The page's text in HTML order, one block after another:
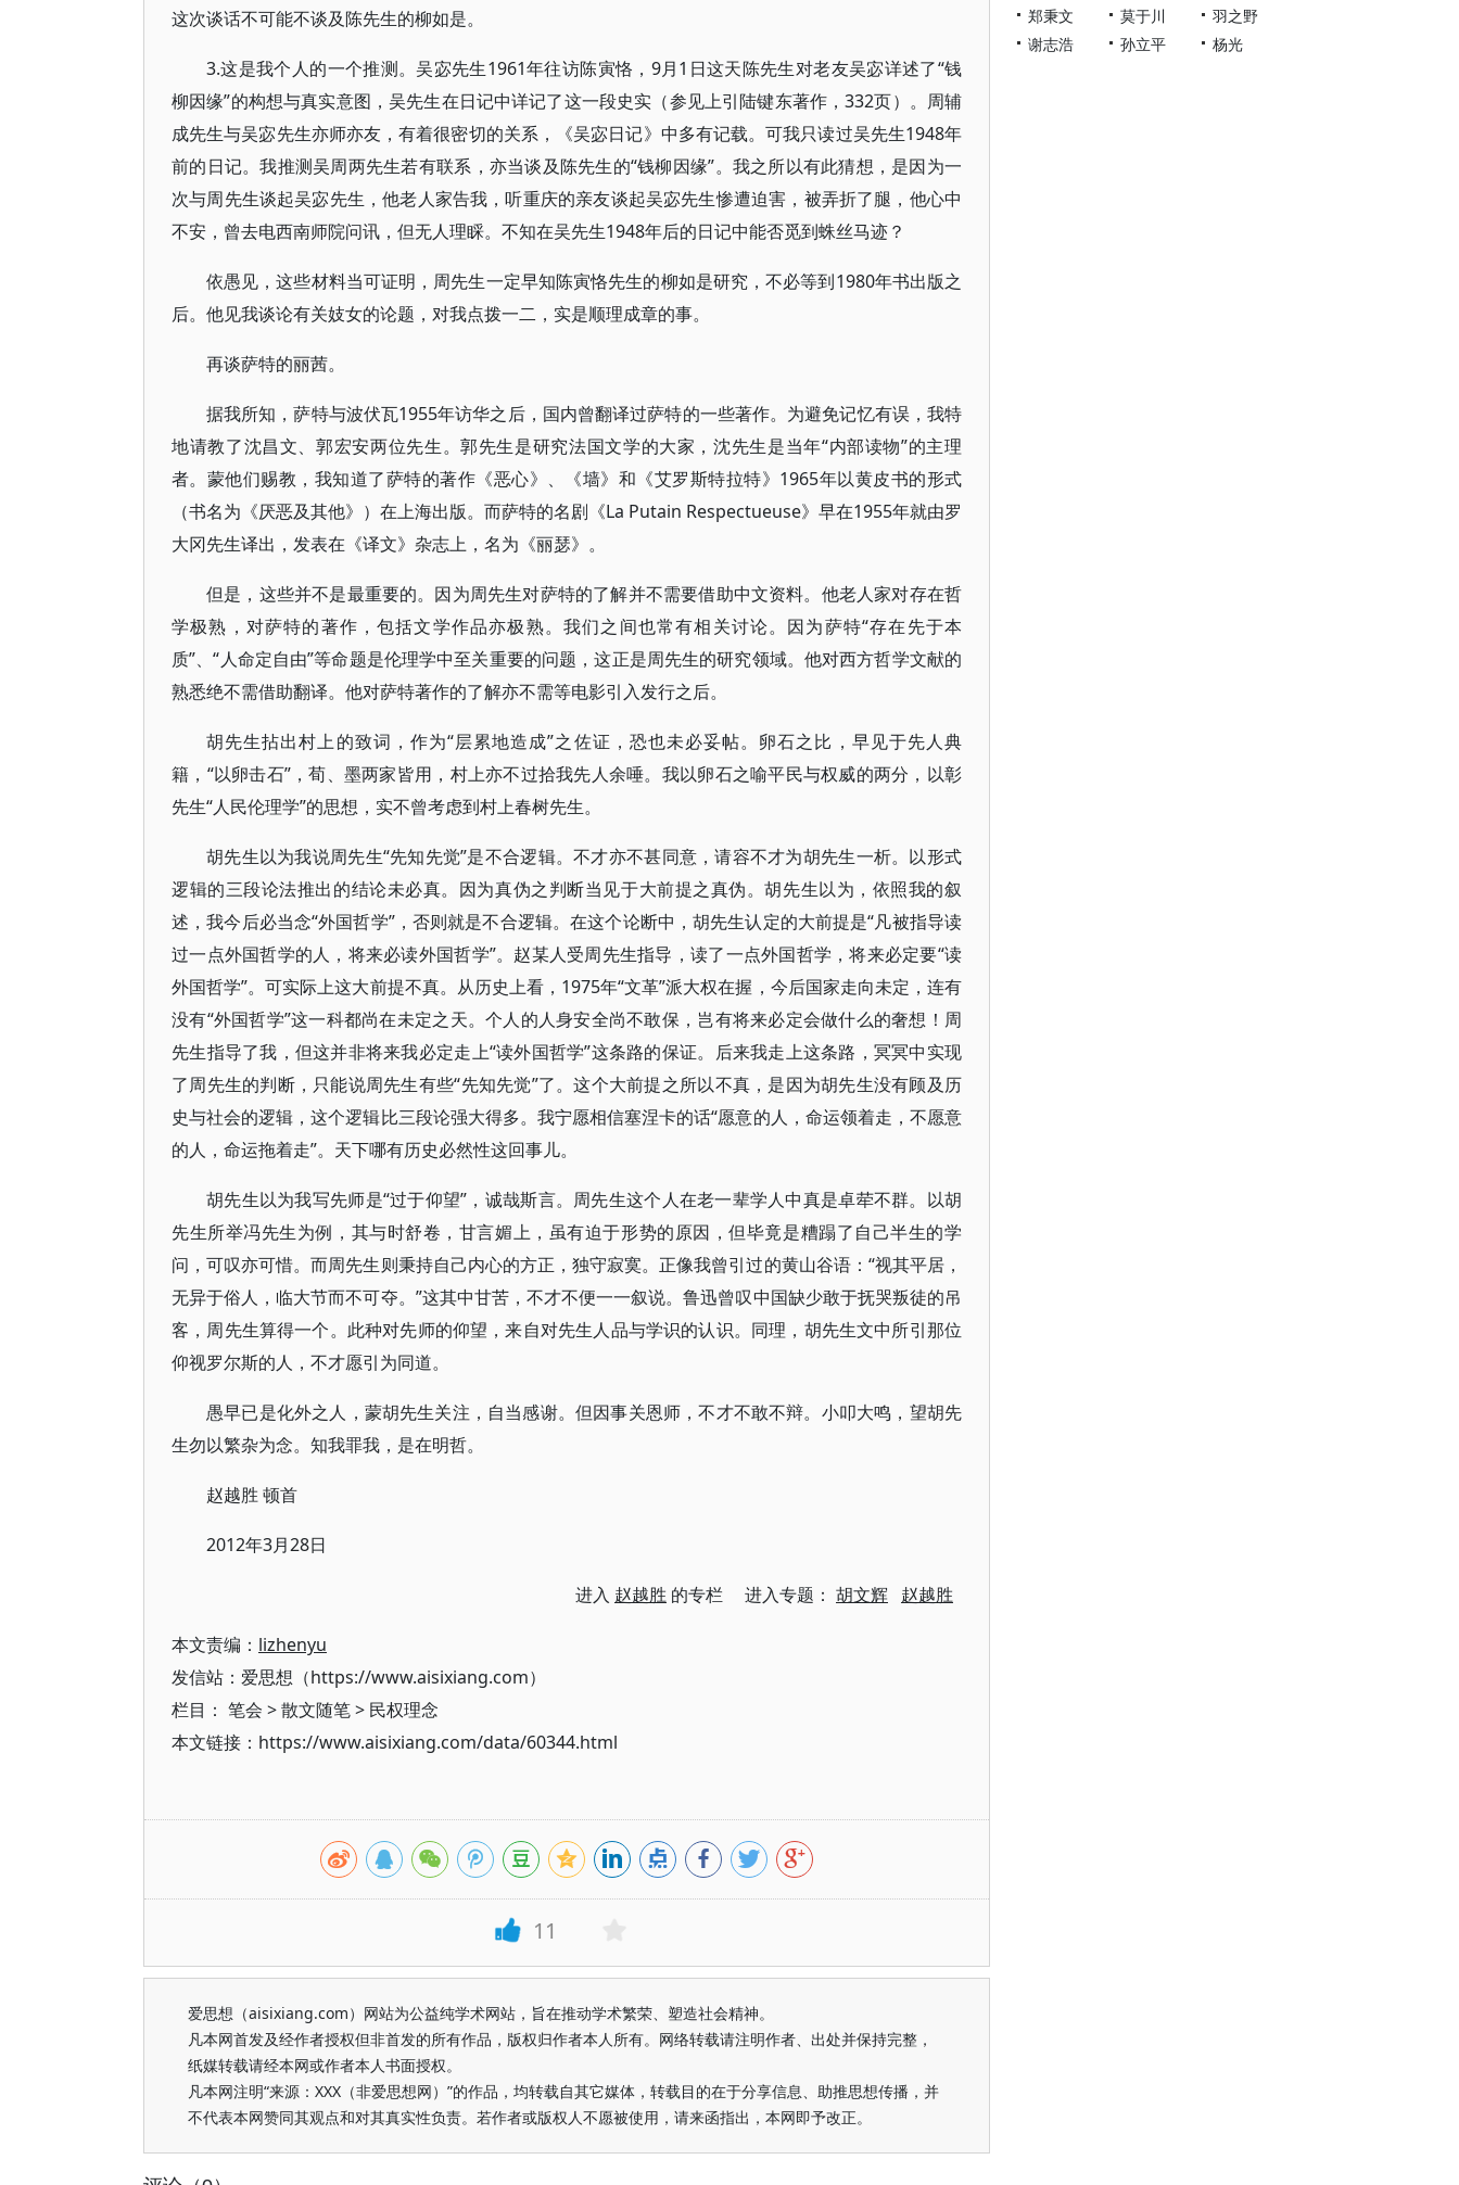
这次谈话不可能不谈及陈先生的柳如是。
3.这是我个人的一个推测。吴宓先生1961年往访陈寅恪，9月1日这天陈先生对老友吴宓详述了“钱
柳因缘”的构想与真实意图，吴先生在日记中详记了这一段史实（参见上引陆键东著作，332页）。周辅
成先生与吴宓先生亦师亦友，有着很密切的关系，《吴宓日记》中多有记载。可我只读过吴先生1948年
前的日记。我推测吴周两先生若有联系，亦当谈及陈先生的“钱柳因缘”。我之所以有此猜想，是因为一
次与周先生谈起吴宓先生，他老人家告我，听重庆的亲友谈起吴宓先生惨遭迫害，被弄折了腿，他心中
不安，曾去电西南师院问讯，但无人理睬。不知在吴先生1948年后的日记中能否觅到蛛丝马迹？
依愚见，这些材料当可证明，周先生一定早知陈寅恪先生的柳如是研究，不必等到1980年书出版之
后。他见我谈论有关妓女的论题，对我点拨一二，实是顺理成章的事。
再谈萨特的丽茜。
据我所知，萨特与波伏瓦1955年访华之后，国内曾翻译过萨特的一些著作。为避免记忆有误，我特
地请教了沈昌文、郭宏安两位先生。郭先生是研究法国文学的大家，沈先生是当年“内部读物”的主理
者。蒙他们赐教，我知道了萨特的著作《恶心》、《墙》和《艾罗斯特拉特》1965年以黄皮书的形式
（书名为《厌恶及其他》）在上海出版。而萨特的名剧《La Putain Respectueuse》早在1955年就由罗
大冈先生译出，发表在《译文》杂志上，名为《丽瑟》。
但是，这些并不是最重要的。因为周先生对萨特的了解并不需要借助中文资料。他老人家对存在哲
学极熟，对萨特的著作，包括文学作品亦极熟。我们之间也常有相关讨论。因为萨特“存在先于本
质”、“人命定自由”等命题是伦理学中至关重要的问题，这正是周先生的研究领域。他对西方哲学文献的
熟悉绝不需借助翻译。他对萨特著作的了解亦不需等电影引入发行之后。
胡先生拈出村上的致词，作为“层累地造成”之佐证，恐也未必妥帖。卵石之比，早见于先人典
籍，“以卵击石”，荀、墨两家皆用，村上亦不过拾我先人余唾。我以卵石之喻平民与权威的两分，以彰
先生“人民伦理学”的思想，实不曾考虑到村上春树先生。
胡先生以为我说周先生“先知先觉”是不合逻辑。不才亦不甚同意，请容不才为胡先生一析。以形式
逻辑的三段论法推出的结论未必真。因为真伪之判断当见于大前提之真伪。胡先生以为，依照我的叙
述，我今后必当念“外国哲学”，否则就是不合逻辑。在这个论断中，胡先生认定的大前提是“凡被指导读
过一点外国哲学的人，将来必读外国哲学”。赵某人受周先生指导，读了一点外国哲学，将来必定要“读
外国哲学”。可实际上这大前提不真。从历史上看，1975年“文革”派大权在握，今后国家走向未定，连有
没有“外国哲学”这一科都尚在未定之天。个人的人身安全尚不敢保，岂有将来必定会做什么的奢想！周
先生指导了我，但这并非将来我必定走上“读外国哲学”这条路的保证。后来我走上这条路，冥冥中实现
了周先生的判断，只能说周先生有些“先知先觉”了。这个大前提之所以不真，是因为胡先生没有顾及历
史与社会的逻辑，这个逻辑比三段论强大得多。我宁愿相信塞涅卡的话“愿意的人，命运领着走，不愿意
的人，命运拖着走”。天下哪有历史必然性这回事儿。
胡先生以为我写先师是“过于仰望”，诚哉斯言。周先生这个人在老一辈学人中真是卓荦不群。以胡
先生所举冯先生为例，其与时舒卷，甘言媚上，虽有迫于形势的原因，但毕竟是糟蹋了自己半生的学
问，可叹亦可惜。而周先生则秉持自己内心的方正，独守寂寞。正像我曾引过的黄山谷语：“视其平居，
无异于俗人，临大节而不可夺。”这其中甘苦，不才不便一一叙说。鲁迅曾叹中国缺少敢于抚哭叛徒的吊
客，周先生算得一个。此种对先师的仰望，来自对先生人品与学识的认识。同理，胡先生文中所引那位
仰视罗尔斯的人，不才愿引为同道。
愚早已是化外之人，蒙胡先生关注，自当感谢。但因事关恩师，不才不敢不辩。小叩大鸣，望胡先
生勿以繁杂为念。知我罪我，是在明哲。
赵越胜 顿首
2012年3月28日
进入 赵越胜 的专栏 进入专题： 胡文辉 赵越胜
本文责编： lizhenyu
发信站：爱思想（https://www.aisixiang.com）
栏目： 笔会 >散文随笔> 民权理念
本文链接：https://www.aisixiang.com/data/60344.html
11
爱思想（aisixiang.com）网站为公益纯学术网站，旨在推动学术繁荣、塑造社会精神。
凡本网首发及经作者授权但非首发的所有作品，版权归作者本人所有。网络转载请注明作者、出处并保持完整，
纸媒转载请经本网或作者本人书面授权。
凡本网注明“来源：XXX（非爱思想网）”的作品，均转载自其它媒体，转载目的在于分享信息、助推思想传播，并
不代表本网赞同其观点和对其真实性负责。若作者或版权人不愿被使用，请来函指出，本网即予改正。
郑秉文
莫于川
羽之野
谢志浩
孙立平 杨光